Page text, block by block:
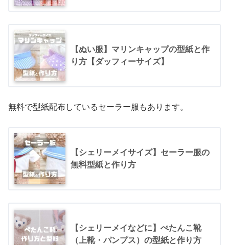
【ぬい服】マリンキャップの型紙と作
り方【ダッフィーサイズ】
無料で型紙配布しているセーラー服もあります。
【シェリーメイサイズ】セーラー服の
無料型紙と作り方
【シェリーメイなどに】ぺたんこ靴
（上靴・パンプス）の型紙と作り方